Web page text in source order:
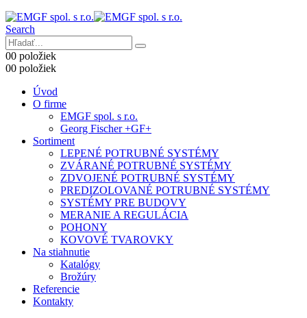
Search
00 položiek
00 položiek
Úvod
O firme
EMGF spol. s r.o.
Georg Fischer +GF+
Sortiment
LEPENÉ POTRUBNÉ SYSTÉMY
ZVÁRANÉ POTRUBNÉ SYSTÉMY
ZDVOJENÉ POTRUBNÉ SYSTÉMY
PREDIZOLOVANÉ POTRUBNÉ SYSTÉMY
SYSTÉMY PRE BUDOVY
MERANIE A REGULÁCIA
POHONY
KOVOVÉ TVAROVKY
Na stiahnutie
Katalógy
Brožúry
Referencie
Kontakty